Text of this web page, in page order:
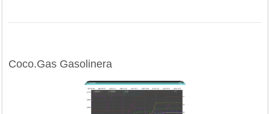
Coco.Gas Gasolinera